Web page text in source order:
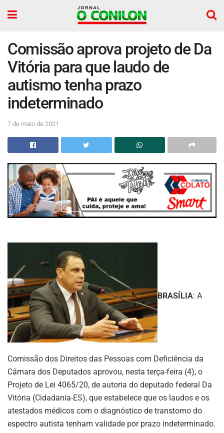
Comissão aprova projeto de Da
Vitória para que laudo de
autismo tenha prazo
indeterminado
7 de maio de 2021
BRASÍLIA: A
Comissão dos Direitos das Pessoas com Deficiência da
Câmara dos Deputados aprovou, nesta terça-feira (4), o
Projeto de Lei 4065/20, de autoria do deputado federal Da
Vitória (Cidadania-ES), que estabelece que os laudos e os
atestados médicos com o diagnóstico de transtorno do
espectro autista tenham validade por prazo indeterminado.